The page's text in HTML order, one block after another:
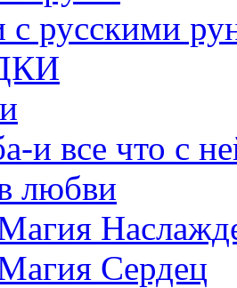
с русскими
и все что с
любви
Сердец